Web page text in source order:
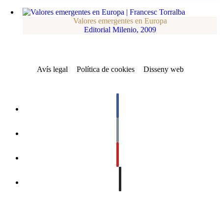
Valores emergentes en Europa
Editorial Milenio, 2009
Avís legal Política de cookies Disseny web